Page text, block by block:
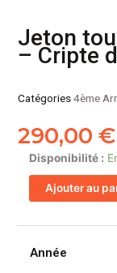
Jeton
– Cripte
Catégories4ème
290,00€
Disponibilité :
quantité
de
Jeton
Paris
(75004)
Ajouter au
Année